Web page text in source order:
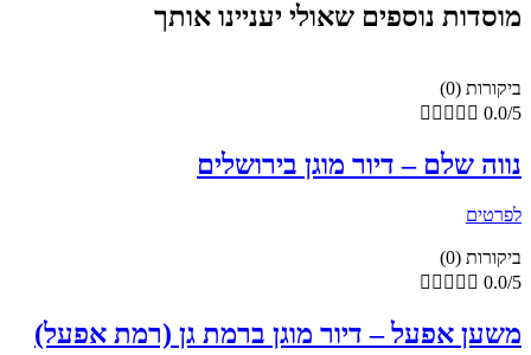
מוסדות נוספים שאולי יעניינו אותך
ביקורות (0)
     0.0/5
נווה שלם – דיור מוגן בירושלים
לפרטים
ביקורות (0)
     0.0/5
משען אפעל – דיור מוגן ברמת גן (רמת אפעל)